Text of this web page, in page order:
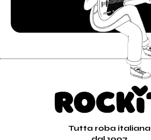
Tutta roba italiana